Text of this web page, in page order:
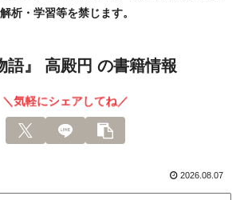
析・学習等を禁じます。
語』 高殿円 の書籍情報
＼気軽にシェアしてね／
2026.08.07